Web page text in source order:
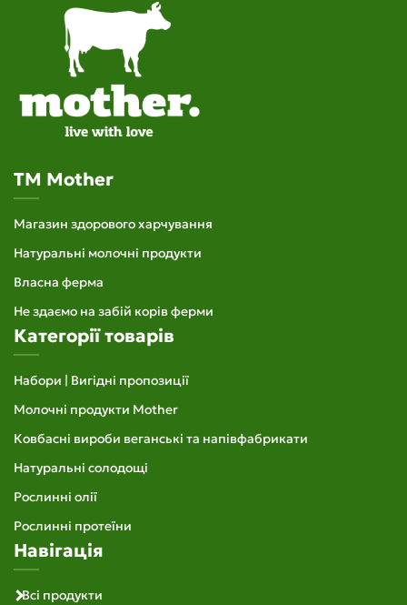
TM Mother
Магазин здорового харчування
Натуральні молочні продукти
Власна ферма
Не здаємо на забій корів ферми
Категорії товарів
Набори | Вигідні пропозиції
Молочні продукти Mother
Ковбасні вироби веганські та напівфабрикати
Натуральні солодощі
Рослинні олії
Рослинні протеїни
Навігація
Всі продукти